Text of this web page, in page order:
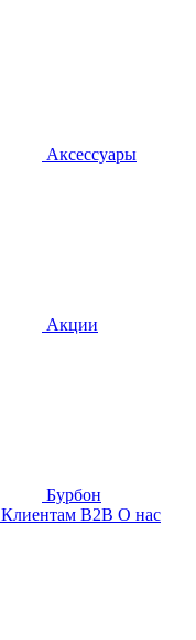
Аксессуары
Акции
Бурбон
Клиентам B2B О нас